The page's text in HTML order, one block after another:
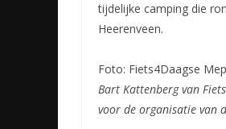
tijdelijke camping die
Heerenveen.
Foto: Fiets4Daagse
Bart Kattenberg van
voor de organisatie van